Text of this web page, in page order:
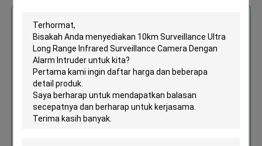
Dapatkan Harga Terbaik untuk
10km Surveillance Ultra Long
Range Infrared Surveillance
Camera Dengan Alarm Intruder